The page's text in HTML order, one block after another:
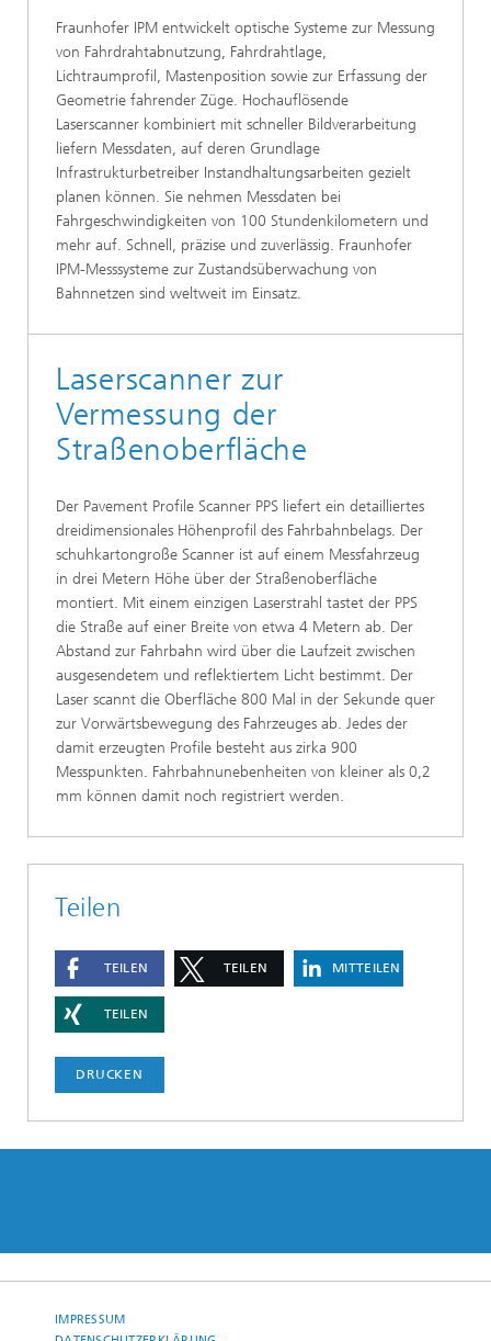
Fraunhofer IPM entwickelt optische Systeme zur Messung
von Fahrdrahtabnutzung, Fahrdrahtlage,
Lichtraumprofil, Mastenposition sowie zur Erfassung der
Geometrie fahrender Züge. Hochauflösende
Laserscanner kombiniert mit schneller Bildverarbeitung
liefern Messdaten, auf deren Grundlage
Infrastrukturbetreiber Instandhaltungsarbeiten gezielt
planen können. Sie nehmen Messdaten bei
Fahrgeschwindigkeiten von 100 Stundenkilometern und
mehr auf. Schnell, präzise und zuverlässig. Fraunhofer
IPM-Messsysteme zur Zustandsüberwachung von
Bahnnetzen sind weltweit im Einsatz.
Laserscanner zur
Vermessung der
Straßenoberfläche
Der Pavement Profile Scanner PPS liefert ein detailliertes
dreidimensionales Höhenprofil des Fahrbahnbelags. Der
schuhkartongroße Scanner ist auf einem Messfahrzeug
in drei Metern Höhe über der Straßenoberfläche
montiert. Mit einem einzigen Laserstrahl tastet der PPS
die Straße auf einer Breite von etwa 4 Metern ab. Der
Abstand zur Fahrbahn wird über die Laufzeit zwischen
ausgesendetem und reflektiertem Licht bestimmt. Der
Laser scannt die Oberfläche 800 Mal in der Sekunde quer
zur Vorwärtsbewegung des Fahrzeuges ab. Jedes der
damit erzeugten Profile besteht aus zirka 900
Messpunkten. Fahrbahnunebenheiten von kleiner als 0,2
mm können damit noch registriert werden.
Teilen
TEILEN TEILEN MITTEILEN
TEILEN
DRUCKEN
IMPRESSUM